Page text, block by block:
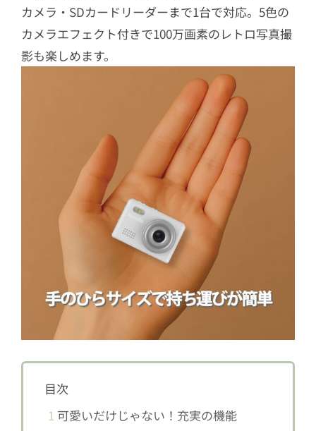
カメラ・SDカードリーダーまで1台で対応。5色の
カメラエフェクト付きで100万画素のレトロ写真撮
影も楽しめます。
目次
1 可愛いだけじゃない！充実の機能